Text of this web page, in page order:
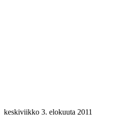
keskiviikko 3. elokuuta 2011